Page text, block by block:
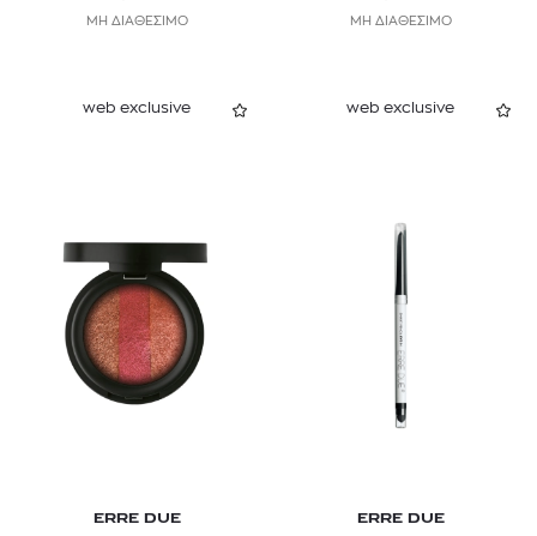
ΜΗ ΔΙΑΘΕΣΙΜΟ ΜΗ ΔΙΑΘΕΣΙΜΟ
web exclusive
ERRE DUE
web exclusive
ERRE DUE